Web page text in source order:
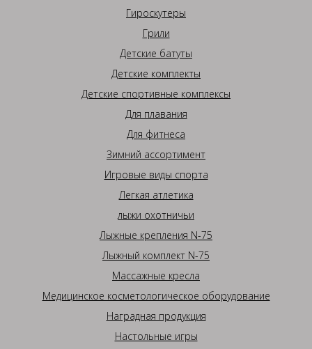
Гироскутеры
Грили
Детские батуты
Детские комплекты
Детские спортивные комплексы
Для плавания
Для фитнеса
Зимний ассортимент
Игровые виды спорта
Легкая атлетика
лыжи охотничьи
Лыжные крепления N-75
Лыжный комплект N-75
Массажные кресла
Медицинское косметологическое оборудование
Наградная продукция
Настольные игры